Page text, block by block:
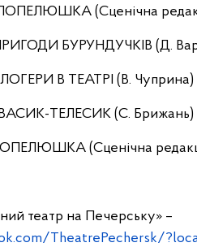
ПОПЕЛЮШКА (Сценічна
БУРУНДУЧКІВ (Д.
В ТЕАТРІ (В. Чуприна) |
ТЕЛЕСИК (С. Брижань) |
(Сценічна
театр на Печерську» –
TheatrePechersk/